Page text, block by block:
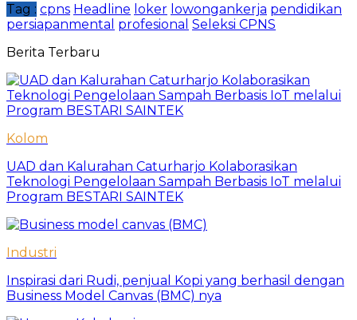
Tag : cpns Headline loker lowongankerja pendidikan
persiapanmental profesional Seleksi CPNS
Berita Terbaru
Kolom
UAD dan Kalurahan Caturharjo Kolaborasikan
Teknologi Pengelolaan Sampah Berbasis IoT melalui
Program BESTARI SAINTEK
Industri
Inspirasi dari Rudi, penjual Kopi yang berhasil dengan
Business Model Canvas (BMC) nya